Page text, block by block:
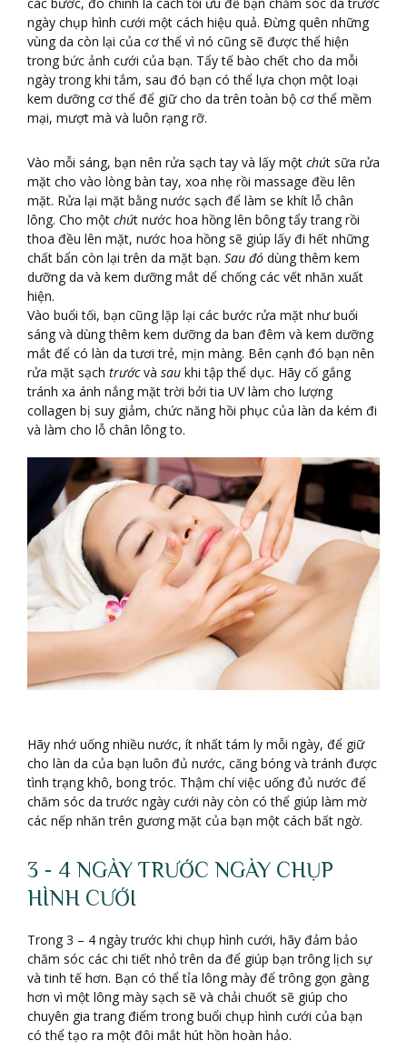
các bước, đó chính là cách tối ưu để bạn chăm sóc da trước
ngày chụp hình cưới một cách hiệu quả. Đừng quên những
vùng da còn lại của cơ thể vì nó cũng sẽ được thể hiện
trong bức ảnh cưới của bạn. Tẩy tế bào chết cho da mỗi
ngày trong khi tắm, sau đó bạn có thể lựa chọn một loại
kem dưỡng cơ thể để giữ cho da trên toàn bộ cơ thể mềm
mại, mượt mà và luôn rạng rỡ.
Vào mỗi sáng, bạn nên rửa sạch tay và lấy một chút sữa rửa
mặt cho vào lòng bàn tay, xoa nhẹ rồi massage đều lên
mặt. Rửa lại mặt bằng nước sạch để làm se khít lỗ chân
lông. Cho một chút nước hoa hồng lên bông tẩy trang rồi
thoa đều lên mặt, nước hoa hồng sẽ giúp lấy đi hết những
chất bẩn còn lại trên da mặt bạn. Sau đó dùng thêm kem
dưỡng da và kem dưỡng mắt dể chống các vết nhăn xuất
hiện.
Vào buổi tối, bạn cũng lặp lại các bước rửa mặt như buổi
sáng và dùng thêm kem dưỡng da ban đêm và kem dưỡng
mắt để có làn da tươi trẻ, mịn màng. Bên cạnh đó bạn nên
rửa mặt sạch trướcvà sau khi tập thể dục. Hãy cố gắng
tránh xa ánh nắng mặt trời bởi tia UV làm cho lượng
collagen bị suy giảm, chức năng hồi phục của làn da kém đi
và làm cho lỗ chân lông to.
Hãy nhớ uống nhiều nước, ít nhất tám ly mỗi ngày, để giữ
cho làn da của bạn luôn đủ nước, căng bóng và tránh được
tình trạng khô, bong tróc. Thậm chí việc uống đủ nước để
chăm sóc da trước ngày cưới này còn có thể giúp làm mờ
các nếp nhăn trên gương mặt của bạn một cách bất ngờ.
3 - 4 NGÀY TRƯỚC NGÀY CHỤP
HÌNH CƯỚI
Trong 3 – 4 ngày trước khi chụp hình cưới, hãy đảm bảo
chăm sóc các chi tiết nhỏ trên da để giúp bạn trông lịch sự
và tinh tế hơn. Bạn có thể tỉa lông mày để trông gọn gàng
hơn vì một lông mày sạch sẽ và chải chuốt sẽ giúp cho
chuyên gia trang điểm trong buổi chụp hình cưới của bạn
có thể tạo ra một đôi mắt hút hồn hoàn hảo.